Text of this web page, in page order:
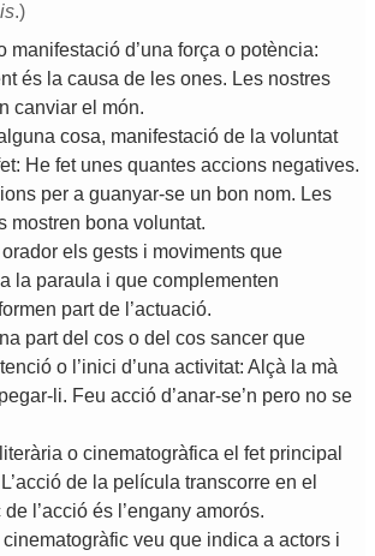
.)
manifestació d’una força o potència:
és la causa de les ones. Les nostres
canviar el món.
cosa, manifestació de la voluntat
: He fet unes quantes accions negatives.
per a guanyar-se un bon nom. Les
mostren bona voluntat.
orador els gests i moviments que
a la paraula i que complementen
part de ’actuació.
part del cos o del cos sancer que
o ’inici d’una activitat: Alçà la mà
pegar- li. Feu acció d’anar-se’n pero no se
lliterària o cinematogràfica el fet principal
L’acció de la película transcorre en el
de ’acció és ’engany amorós.
cinematogràfic veu que indica a actors i